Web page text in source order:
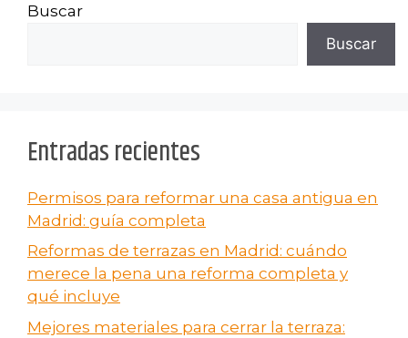
Buscar
Buscar
Entradas recientes
Permisos para reformar una casa antigua en
Madrid: guía completa
Reformas de terrazas en Madrid: cuándo
merece la pena una reforma completa y
qué incluye
Mejores materiales para cerrar la terraza: